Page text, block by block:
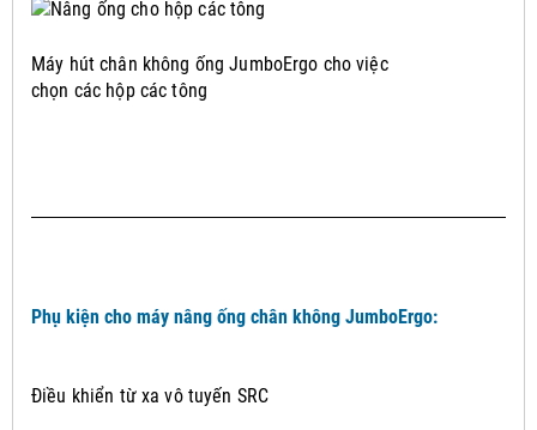
Máy hút chân không ống JumboErgo cho việc
chọn các hộp các tông
Phụ kiện cho máy nâng ống chân không JumboErgo:
Điều khiển từ xa vô tuyến SRC